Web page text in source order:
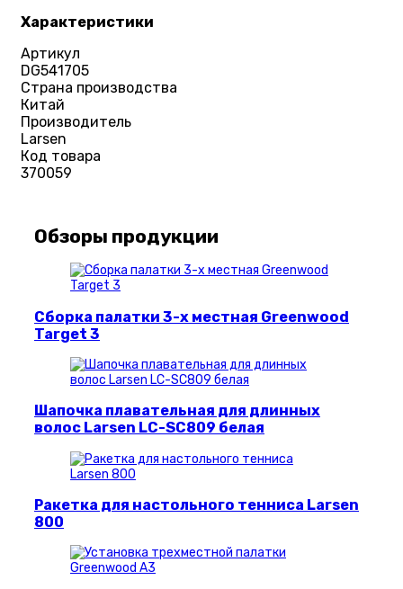
Характеристики
Артикул
DG541705
Страна производства
Китай
Производитель
Larsen
Код товара
370059
Обзоры продукции
Сборка палатки 3-х местная Greenwood
Target 3
Шапочка плавательная для длинных
волос Larsen LC-SC809 белая
Ракетка для настольного тенниса Larsen
800